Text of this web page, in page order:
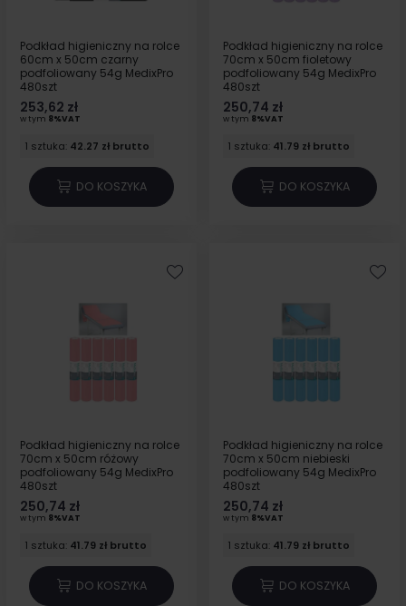
Podkład higieniczny na rolce
60cm x 50cm czarny
podfoliowany 54g MedixPro
480szt
253,62 zł
w tym 8%VAT
1 sztuka: 42.27 zł brutto
DO KOSZYKA
Podkład higieniczny na rolce
70cm x 50cm fioletowy
podfoliowany 54g MedixPro
480szt
250,74 zł
w tym 8%VAT
1 sztuka: 41.79 zł brutto
DO KOSZYKA
Podkład higieniczny na rolce
70cm x 50cm różowy
podfoliowany 54g MedixPro
480szt
250,74 zł
w tym 8%VAT
1 sztuka: 41.79 zł brutto
DO KOSZYKA
Podkład higieniczny na rolce
70cm x 50cm niebieski
podfoliowany 54g MedixPro
480szt
250,74 zł
w tym 8%VAT
1 sztuka: 41.79 zł brutto
DO KOSZYKA